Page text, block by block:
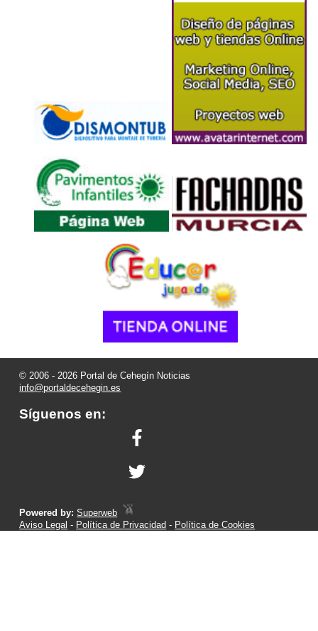
© 2006 - 2026 Portal de Cehegín Noticias
info@portaldecehegin.es
Síguenos en:
Powered by:Superweb
Aviso Legal - Política de Privacidad - Política de Cookies